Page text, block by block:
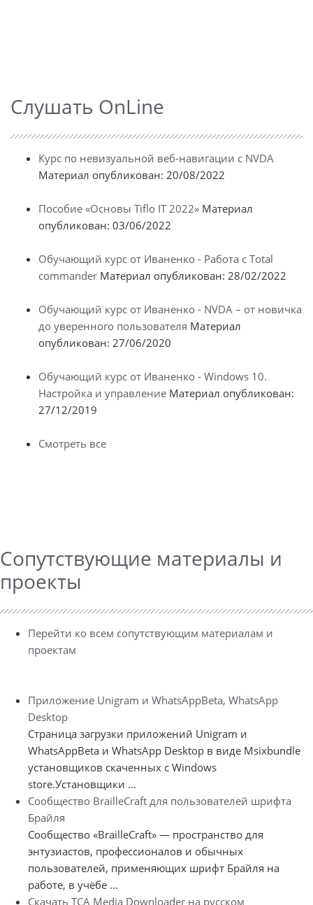
Слушать OnLine
Курс по невизуальной веб-навигации с NVDA
Материал опубликован: 20/08/2022
Пособие «Основы Tiflo IT 2022» Материал
опубликован: 03/06/2022
Обучающий курс от Иваненко - Работа с Total
commander Материал опубликован: 28/02/2022
Обучающий курс от Иваненко - NVDA – от новичка
до уверенного пользователя Материал
опубликован: 27/06/2020
Обучающий курс от Иваненко - Windows 10.
Настройка и управление Материал опубликован:
27/12/2019
Смотреть все
Сопутствующие материалы и
проекты
Перейти ко всем сопутствующим материалам и
проектам
Приложение Unigram и WhatsAppBeta, WhatsApp
Desktop
Страница загрузки приложений Unigram и
WhatsAppBeta и WhatsApp Desktop в виде Msixbundle
установщиков скаченных с Windows
store.Установщики ...
Сообщество BrailleCraft для пользователей шрифта
Брайля
Сообщество «BrailleCraft» — пространство для
энтузиастов, профессионалов и обычных
пользователей, применяющих шрифт Брайля на
работе, в учёбе ...
Скачать TCA Media Downloader на русском